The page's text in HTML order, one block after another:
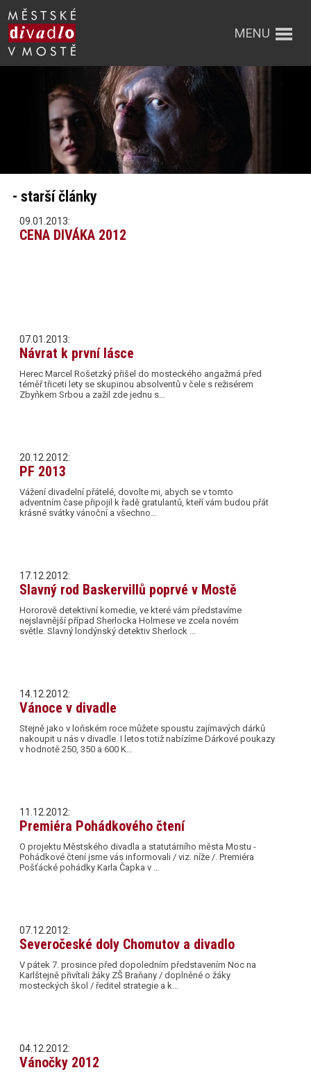
MENU
- starší články
09.01.2013:
CENA DIVÁKA 2012
07.01.2013:
Návrat k první lásce
Herec Marcel Rošetzký přišel do mosteckého angažmá před
téměř třiceti lety se skupinou absolventů v čele s režisérem
Zbyňkem Srbou a zažil zde jednu s…
20.12.2012:
PF 2013
Vážení divadelní přátelé, dovolte mi, abych se v tomto
adventním čase připojil k řadě gratulantů, kteří vám budou přát
krásné svátky vánoční a všechno…
17.12.2012:
Slavný rod Baskervillů poprvé v Mostě
Hororově detektivní komedie, ve které vám představíme
nejslavnější případ Sherlocka Holmese ve zcela novém
světle. Slavný londýnský detektiv Sherlock …
14.12.2012:
Vánoce v divadle
Stejně jako v loňském roce můžete spoustu zajímavých dárků
nakoupit u nás v divadle. I letos totiž nabízíme Dárkové poukazy
v hodnotě 250, 350 a 600 K…
11.12.2012:
Premiéra Pohádkového čtení
O projektu Městského divadla a statutárního města Mostu -
Pohádkové čtení jsme vás informovali / viz. níže /. Premiéra
Pošťácké pohádky Karla Čapka v …
07.12.2012:
Severočeské doly Chomutov a divadlo
V pátek 7. prosince před dopoledním představením Noc na
Karlštejně přivítali žáky ZŠ Braňany / doplněné o žáky
mosteckých škol / ředitel strategie a k…
04.12.2012:
Vánočky 2012